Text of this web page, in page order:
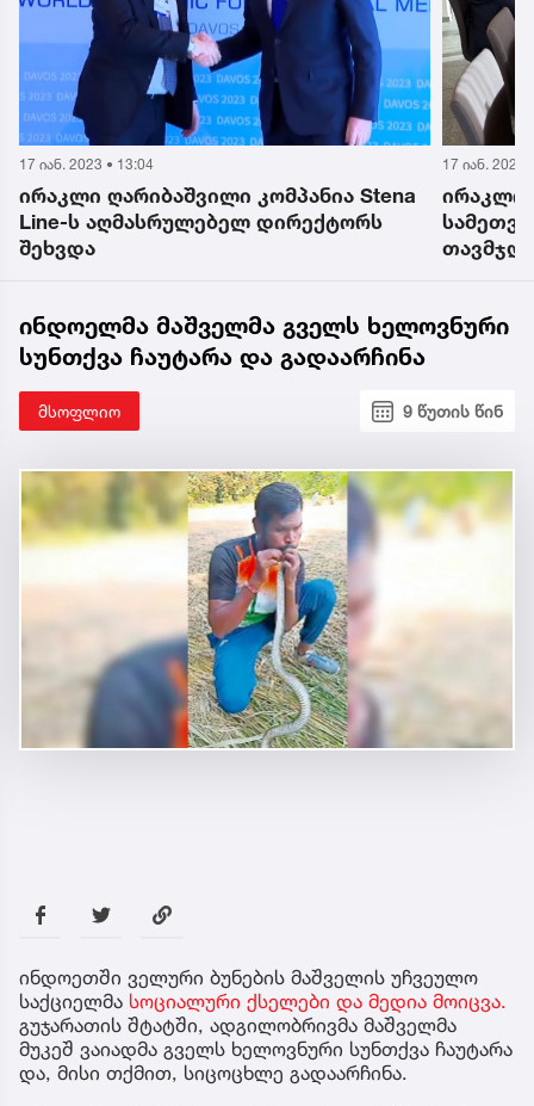
17 იან. 2023 • 15:31
ირაკლი ღარიბაშვილი Citigroup-ის
სამეთვალყურეო საბჭოს
თავმჯდომარის მოადგილეს შეხვდა
17 იან. 2023
ირაკლი
ინდოელმა მაშველმა გველს ხელოვნური
სუნთქვა ჩაუტარა და გადაარჩინა
მსოფლიო 9 წუთის წინ
ინდოეთში ველური ბუნების მაშველის უჩვეულო
საქციელმა სოციალური ქსელები და მედია მოიცვა.
გუჯარათის შტატში, ადგილობრივმა მაშველმა
მუკეშ ვაიადმა გველს ხელოვნური სუნთქვა ჩაუტარა
და, მისი თქმით, სიცოცხლე გადაარჩინა.